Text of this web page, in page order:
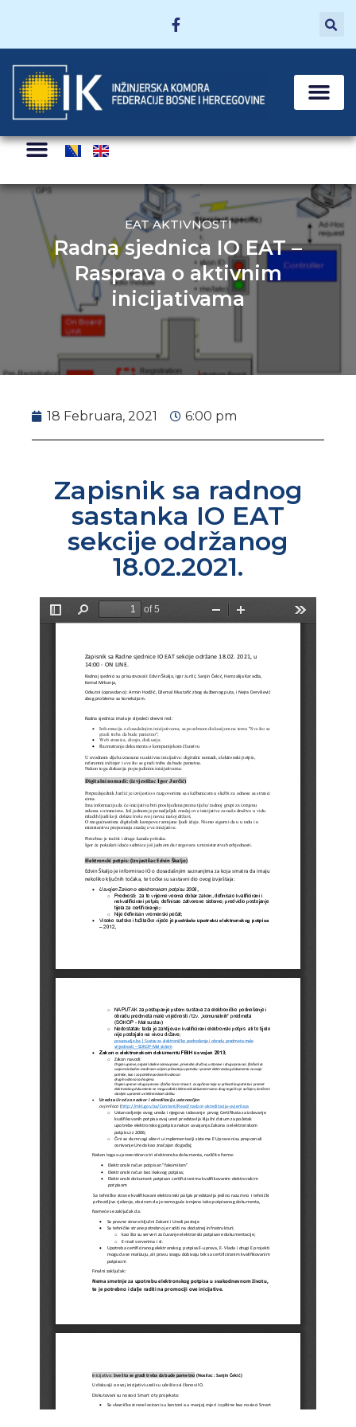
EAT AKTIVNOSTI
Radna sjednica IO EAT –
Rasprava o aktivnim
inicijativama
18 Februara, 2021 6:00 pm
Zapisnik sa radnog
sastanka IO EAT
sekcije održanog
18.02.2021.